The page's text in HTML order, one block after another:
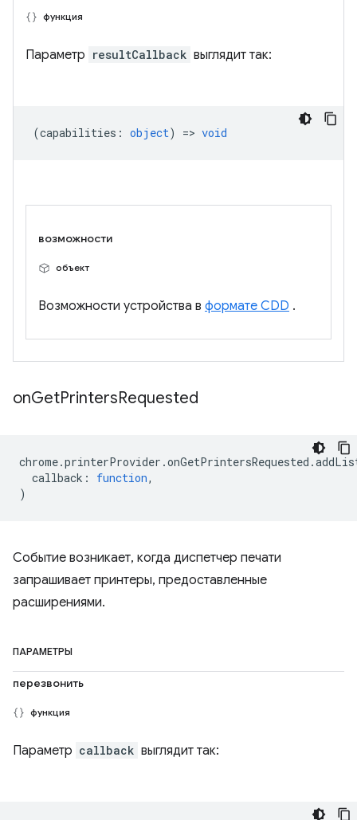
функция
Параметр resultCallback выглядит так:
(capabilities : object) => void
возможности
объект
Возможности устройства в формате CDD .
onGetPrintersRequested
chrome.printerProvider .onGetPrintersRequested .
callback : function,
)
Событие возникает, когда диспетчер печати
запрашивает принтеры, предоставленные
расширениями.
ПАРАМЕТРЫ
перезвонить
функция
Параметр callback выглядит так: